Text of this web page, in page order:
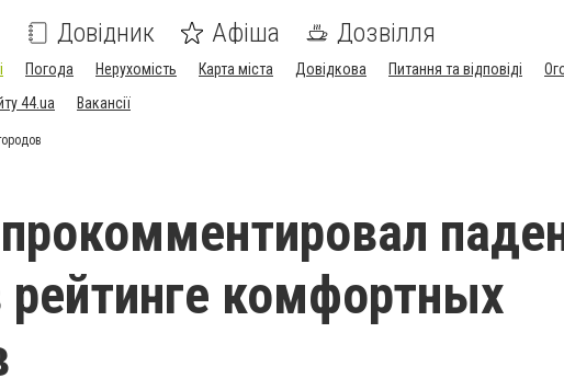
Довідник Афіша Дозвілля
Погода Нерухомість Карта міста Довідкова Питання та відповіді
44.ua
Вакансії
рейтинге комфортных